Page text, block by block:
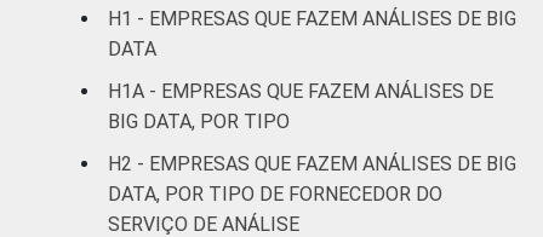
veículos
12 88
Transporte,
armazenagem e
correio
14 86
H1 - EMPRESAS QUE FAZEM ANÁLISES DE BIG
DATA
H1A - EMPRESAS QUE FAZEM ANÁLISES DE
BIG DATA, POR TIPO
H2 - EMPRESAS QUE FAZEM ANÁLISES DE BIG
DATA, POR TIPO DE FORNECEDOR DO
SERVIÇO DE ANÁLISE